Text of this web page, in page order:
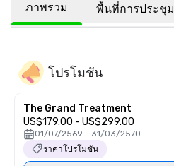
ภาพรวม พื้นที่การประชุม
โปรโมชัน
The Grand Treatment
US$179.00 - US$299.00
01/07/2569 - 31/03/2570
ราคาโปรโมชัน